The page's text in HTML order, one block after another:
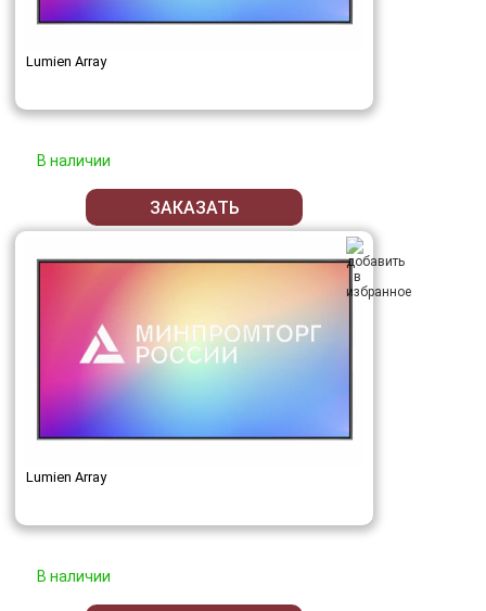
Lumien Array
В наличии
ЗАКАЗАТЬ
Lumien Array
В наличии